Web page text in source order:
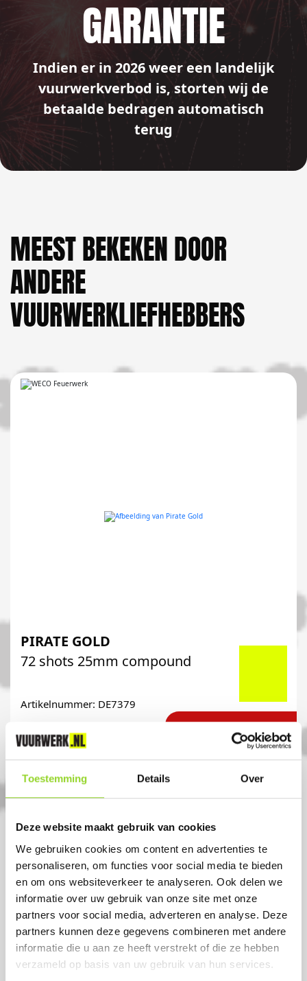
Toestemming Details Over
Deze website maakt gebruik van cookies
We gebruiken cookies om content en advertenties te
personaliseren, om functies voor social media te bieden
en om ons websiteverkeer te analyseren. Ook delen we
informatie over uw gebruik van onze site met onze
partners voor social media, adverteren en analyse. Deze
partners kunnen deze gegevens combineren met andere
informatie die u aan ze heeft verstrekt of die ze hebben
verzameld op basis van uw gebruik van hun services.
GARANTIE
Indien er in 2026 weer een landelijk
vuurwerkverbod is, storten wij de
betaalde bedragen automatisch
terug
MEEST BEKEKEN DOOR
ANDERE
VUURWERKLIEFHEBBERS
PIRATE GOLD
72 shots 25mm compound
Artikelnummer: DE7379
€ 89,-